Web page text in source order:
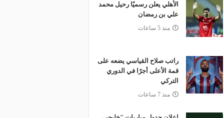
الأهلي يعلن رسميًا رحيل محمد
علي بن رمضان
منذ 5 ساعات
راتب صلاح القياسي يضعه على
قمة الأعلى أجرًا في الدوري
التركي
منذ 7 ساعات